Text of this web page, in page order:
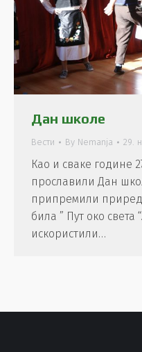
Дан школе
Вести By Nemanja 29.
Као и сваке године
прославили Дан
припремили
била ” Пут око света
искористили…